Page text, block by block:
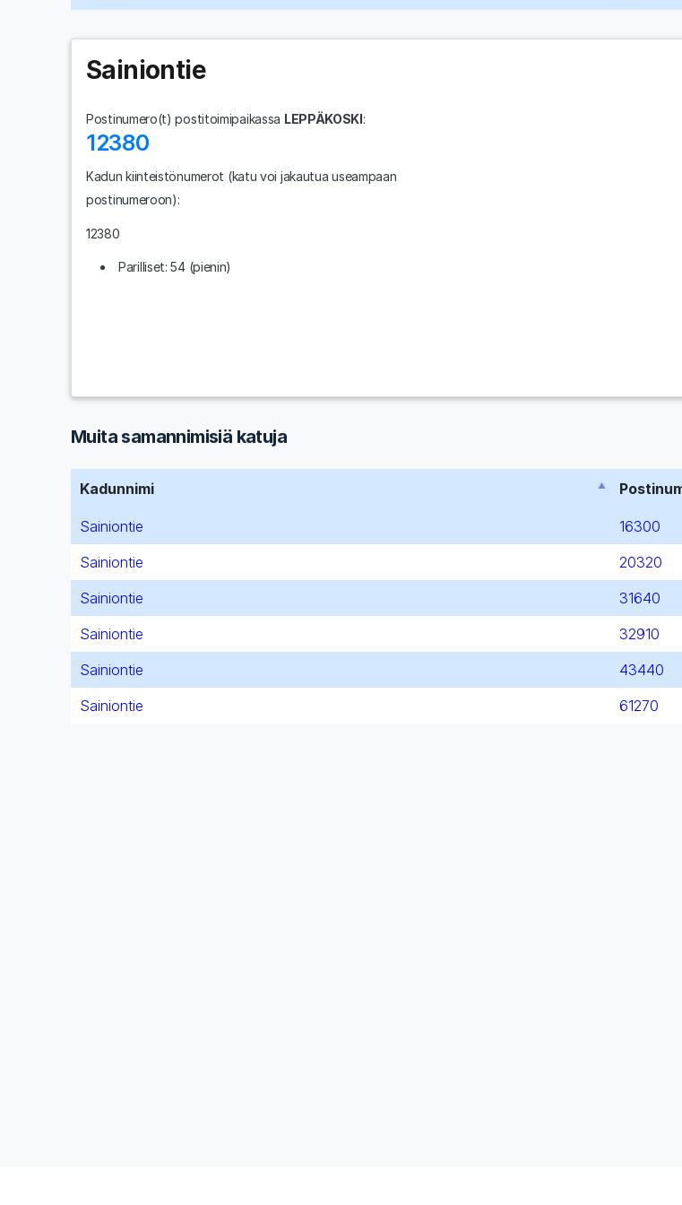
Sainiontie
Postinumero(t) postitoimipaikassa LEPPÄKOSKI:
12380
Kadun kiinteistönumerot (katu voi jakautua useampaan
postinumeroon):
12380
Parilliset: 54 (pienin)
Muita samannimisiä katuja
Kadunnimi
Sainiontie 16300
Sainiontie
20320
Sainiontie
31640
Sainiontie
32910
Sainiontie
43440
Sainiontie
61270